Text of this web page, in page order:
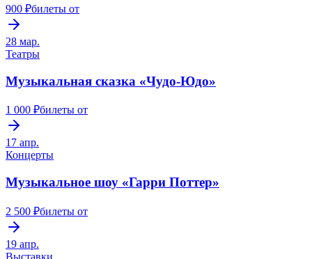
900 ₽билеты от
28 мар.
Театры
Музыкальная сказка «Чудо-Юдо»
1 000 ₽билеты от
17 апр.
Концерты
Музыкальное шоу «Гарри Поттер»
2 500 ₽билеты от
19 апр.
Выставки